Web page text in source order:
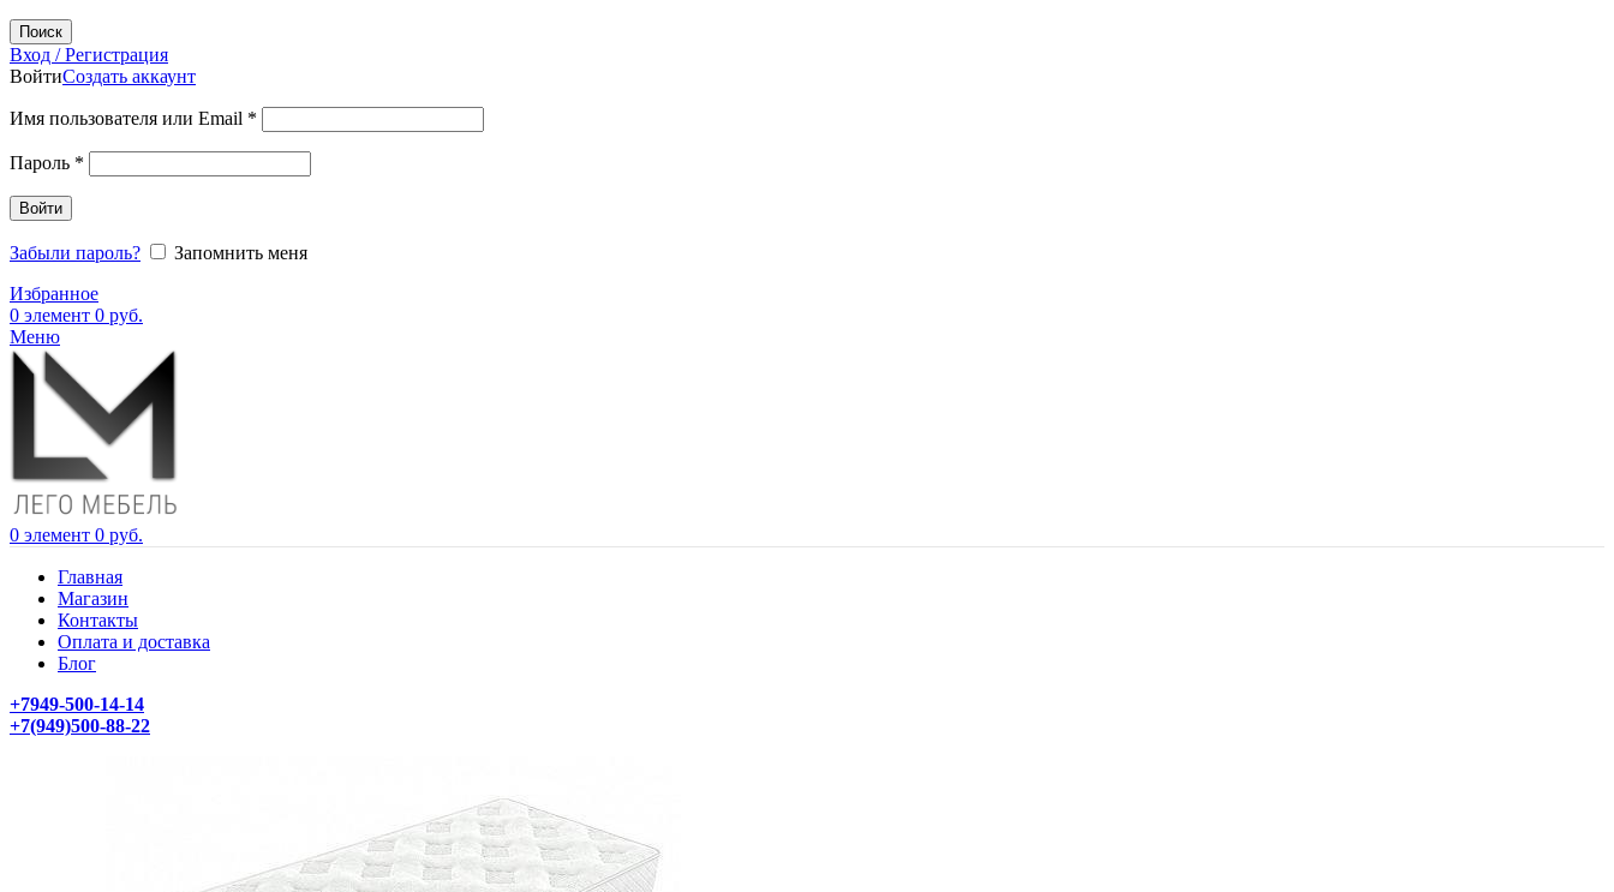
Поиск
Вход / Регистрация
ВойтиСоздать аккаунт
Имя пользователя или Email *
Пароль *
Войти
Забыли пароль?
Запомнить меня
Избранное
0 элемент 0 руб.
Меню
0 элемент 0 руб.
Главная
Магазин
Контакты
Оплата и доставка
Блог
+7949-500-14-14
+7(949)500-88-22